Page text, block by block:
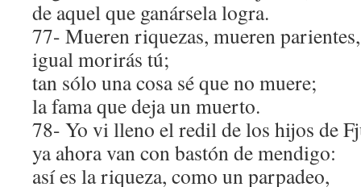
de aquel que ganársela logra.
77- Mueren riquezas, mueren parientes,
igual morirás tú;
tan sólo una cosa sé que no muere;
la fama que deja un muerto.
78- Yo vi lleno el redil de los hijos de
ya ahora van con bastón de mendigo:
así es la riqueza, como un parpadeo,